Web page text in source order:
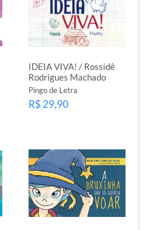
IDEIA VIVA! / Rossidê
Rodrigues Machado
Pingo de Letra
R$ 29,90